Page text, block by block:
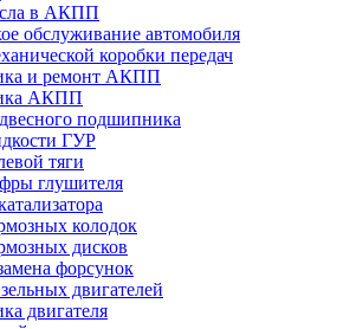
в АКПП
обслуживание автомобиля
коробки передач
и ремонт АКПП
АКПП
подшипника
ГУР
тяги
глушителя
колодок
дисков
форсунок
двигателей
двигателя